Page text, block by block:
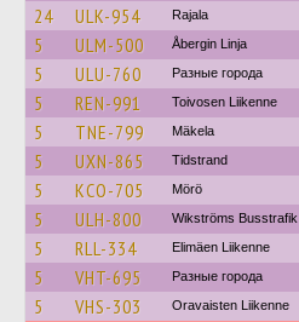
24 ULK-954 Rajala
5 ULM-500 Åbergin Linja
5 ULU-760 Разные города
5 REN-991 Toivosen Liikenne
5 TNE-799 Mäkela
5 UXN-865 Tidstrand
5 KCO-705 Mörö
5 ULH-800 Wikströms Busstrafik
5 RLL-334 Elimäen Liikenne
5 VHT-695 Разные города
5 VHS-303 Oravaisten Liikenne